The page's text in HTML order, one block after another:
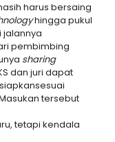
harus bersaing
hingga pukul
jalannya
pembimbing
sharing
dan juri dapat
tersebut
tetapi kendala